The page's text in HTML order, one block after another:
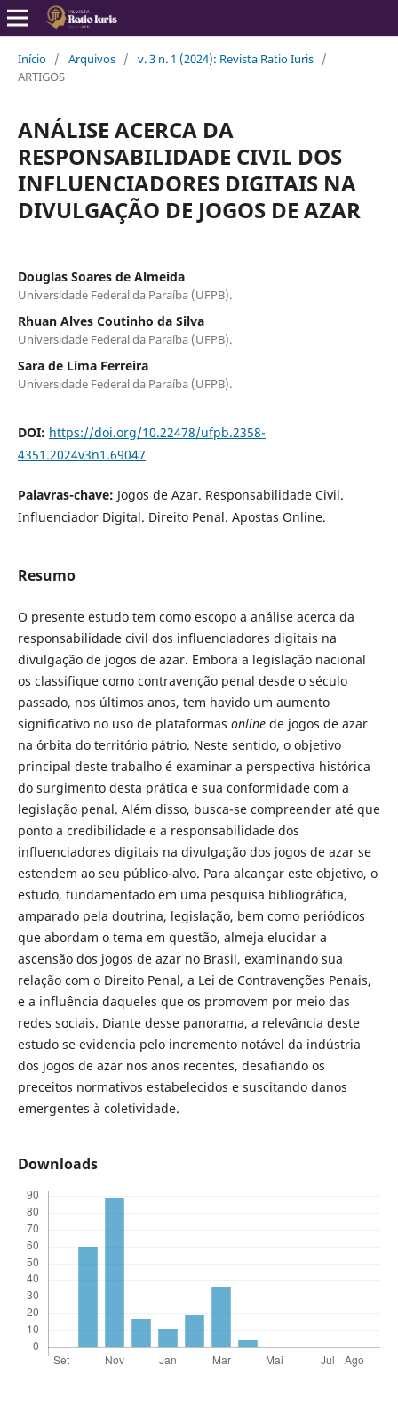
Início / Arquivos / v. 3 n. 1 (2024): Revista Ratio Iuris /
ARTIGOS
ANÁLISE ACERCA DA
RESPONSABILIDADE CIVIL DOS
INFLUENCIADORES DIGITAIS NA
DIVULGAÇÃO DE JOGOS DE AZAR
Douglas Soares de Almeida
Universidade Federal da Paraíba (UFPB).
Rhuan Alves Coutinho da Silva
Universidade Federal da Paraíba (UFPB).
Sara de Lima Ferreira
Universidade Federal da Paraíba (UFPB).
DOI: https://doi.org/10.22478/ufpb.2358-
4351.2024v3n1.69047
Palavras-chave: Jogos de Azar. Responsabilidade Civil.
Influenciador Digital. Direito Penal. Apostas Online.
Resumo
O presente estudo tem como escopo a análise acerca da
responsabilidade civil dos influenciadores digitais na
divulgação de jogos de azar. Embora a legislação nacional
os classifique como contravenção penal desde o século
passado, nos últimos anos, tem havido um aumento
significativo no uso de plataformas onlinede jogos de azar
na órbita do território pátrio. Neste sentido, o objetivo
principal deste trabalho é examinar a perspectiva histórica
do surgimento desta prática e sua conformidade com a
legislação penal. Além disso, busca-se compreender até que
ponto a credibilidade e a responsabilidade dos
influenciadores digitais na divulgação dos jogos de azar se
estendem ao seu público-alvo. Para alcançar este objetivo, o
estudo, fundamentado em uma pesquisa bibliográfica,
amparado pela doutrina, legislação, bem como periódicos
que abordam o tema em questão, almeja elucidar a
ascensão dos jogos de azar no Brasil, examinando sua
relação com o Direito Penal, a Lei de Contravenções Penais,
e a influência daqueles que os promovem por meio das
redes sociais. Diante desse panorama, a relevância deste
estudo se evidencia pelo incremento notável da indústria
dos jogos de azar nos anos recentes, desafiando os
preceitos normativos estabelecidos e suscitando danos
emergentes à coletividade.
Downloads